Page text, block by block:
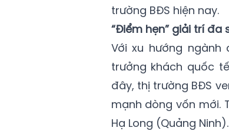
trường BĐS hiện nay.
“Điểm hẹn” giải trí đa
Với xu hướng
trưởng khách quốc
đây, thị trường BĐS
mạnh dòng vốn mới.
Hạ Long (Quảng